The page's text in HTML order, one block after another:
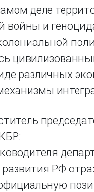
деле
войны и
различных
РФ